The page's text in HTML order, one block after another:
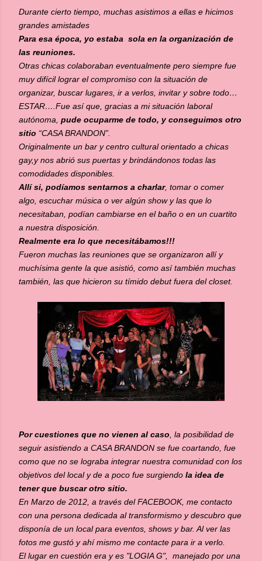
Durante cierto tiempo, muchas asistimos a ellas e hicimos
grandes amistades
Para esa época, yo estaba sola en la organización de
las reuniones.
Otras chicas colaboraban eventualmente pero siempre fue
muy difícil lograr el compromiso con la situación de
organizar, buscar lugares, ir a verlos, invitar y sobre todo…
ESTAR….Fue así que, gracias a mi situación laboral
autónoma, pude ocuparme de todo, y conseguimos otro
sitio “CASA BRANDON”.
Originalmente un bar y centro cultural orientado a chicas
gay,y nos abrió sus puertas y brindándonos todas las
comodidades disponibles.
Allí si, podíamos sentarnos a charlar, tomar o comer
algo, escuchar música o ver algún show y las que lo
necesitaban, podían cambiarse en el baño o en un cuartito
a nuestra disposición.
Realmente era lo que necesitábamos!!!
Fueron muchas las reuniones que se organizaron allí y
muchísima gente la que asistió, como así también muchas
también, las que hicieron su tímido debut fuera del closet.
Por cuestiones que no vienen al caso , la posibilidad de
seguir asistiendo a CASA BRANDON se fue coartando, fue
como que no se lograba integrar nuestra comunidad con los
objetivos del local y de a poco fue surgiendo la idea de
tener que buscar otro sitio.
En Marzo de 2012, a través del FACEBOOK, me contacto
con una persona dedicada al transformismo y descubro que
disponía de un local para eventos, shows y bar. Al ver las
fotos me gustó y ahí mismo me contacte para ir a verlo.
El lugar en cuestión era y es "LOGIA G", manejado por una